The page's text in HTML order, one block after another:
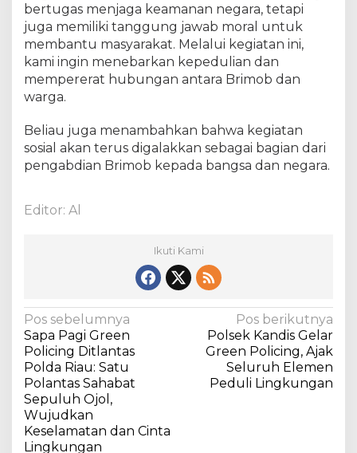
bertugas menjaga keamanan negara, tetapi
juga memiliki tanggung jawab moral untuk
membantu masyarakat. Melalui kegiatan ini,
kami ingin menebarkan kepedulian dan
mempererat hubungan antara Brimob dan
warga.
Beliau juga menambahkan bahwa kegiatan
sosial akan terus digalakkan sebagai bagian dari
pengabdian Brimob kepada bangsa dan negara.
Editor: Al
Ikuti Kami
N
a
v
i
g
a
Pos sebelumnya
Sapa Pagi Green
Policing Ditlantas
Polda Riau: Satu
Polantas Sahabat
Sepuluh Ojol,
Wujudkan
Keselamatan dan Cinta
Lingkungan
Pos berikutnya
Polsek Kandis Gelar
Green Policing, Ajak
Seluruh Elemen
Peduli Lingkungan